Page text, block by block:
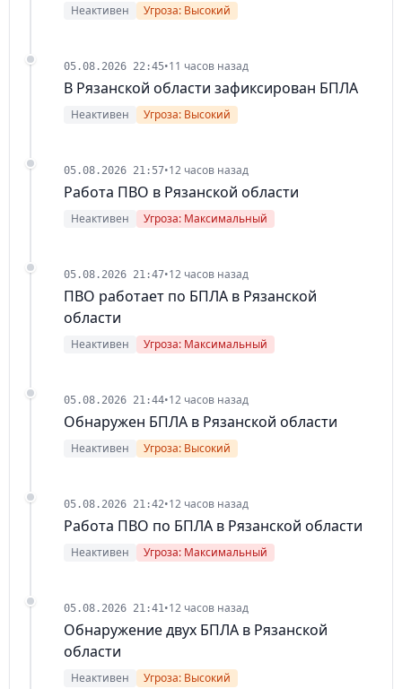
Неактивен Угроза: Высокий
05.08.2026 22:45•11 часов назад
В Рязанской области зафиксирован БПЛА
Неактивен Угроза: Высокий
05.08.2026 21:57•12 часов назад
Работа ПВО в Рязанской области
Неактивен Угроза: Максимальный
05.08.2026 21:47•12 часов назад
ПВО работает по БПЛА в Рязанской
области
Неактивен Угроза: Максимальный
05.08.2026 21:44•12 часов назад
Обнаружен БПЛА в Рязанской области
Неактивен Угроза: Высокий
05.08.2026 21:42•12 часов назад
Работа ПВО по БПЛА в Рязанской области
Неактивен Угроза: Максимальный
05.08.2026 21:41•12 часов назад
Обнаружение двух БПЛА в Рязанской
области
Неактивен Угроза: Высокий